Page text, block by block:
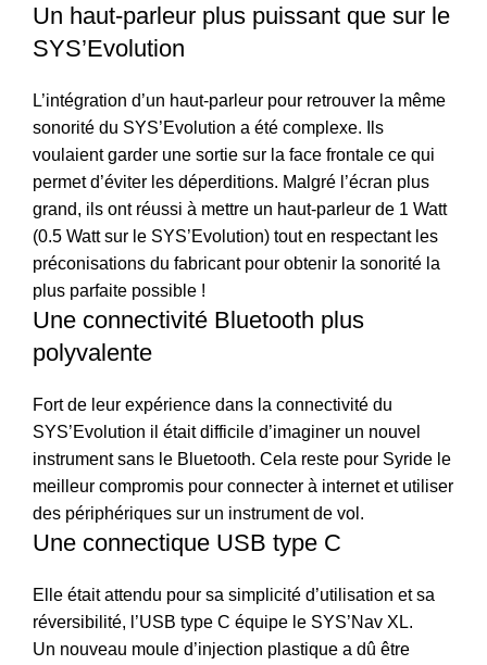
Un haut-parleur plus puissant que sur le
SYS’Evolution
L’intégration d’un haut-parleur pour retrouver la même
sonorité du SYS’Evolution a été complexe. Ils
voulaient garder une sortie sur la face frontale ce qui
permet d’éviter les déperditions. Malgré l’écran plus
grand, ils ont réussi à mettre un haut-parleur de 1 Watt
(0.5 Watt sur le SYS’Evolution) tout en respectant les
préconisations du fabricant pour obtenir la sonorité la
plus parfaite possible !
Une connectivité Bluetooth plus
polyvalente
Fort de leur expérience dans la connectivité du
SYS’Evolution il était difficile d’imaginer un nouvel
instrument sans le Bluetooth. Cela reste pour Syride le
meilleur compromis pour connecter à internet et utiliser
des périphériques sur un instrument de vol.
Une connectique USB type C
Elle était attendu pour sa simplicité d’utilisation et sa
réversibilité, l’USB type C équipe le SYS’Nav XL.
Un nouveau moule d’injection plastique a dû être